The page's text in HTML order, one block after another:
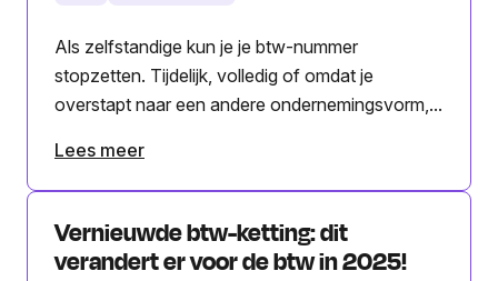
Als zelfstandige kun je je btw-nummer
stopzetten. Tijdelijk, volledig of omdat je
overstapt naar een andere ondernemingsvorm,...
Lees meer
Vernieuwde btw-ketting: dit
verandert er voor de btw in 2025!